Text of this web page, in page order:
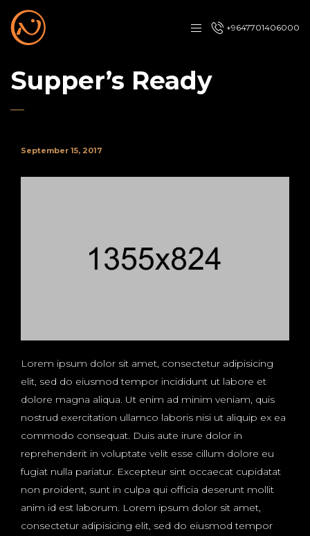
+9647701406000
Supper’s Ready
September 15, 2017
Lorem ipsum dolor sit amet, consectetur adipisicing
elit, sed do eiusmod tempor incididunt ut labore et
dolore magna aliqua. Ut enim ad minim veniam, quis
nostrud exercitation ullamco laboris nisi ut aliquip ex ea
commodo consequat. Duis aute irure dolor in
reprehenderit in voluptate velit esse cillum dolore eu
fugiat nulla pariatur. Excepteur sint occaecat cupidatat
non proident, sunt in culpa qui officia deserunt mollit
anim id est laborum. Lorem ipsum dolor sit amet,
consectetur adipisicing elit, sed do eiusmod tempor